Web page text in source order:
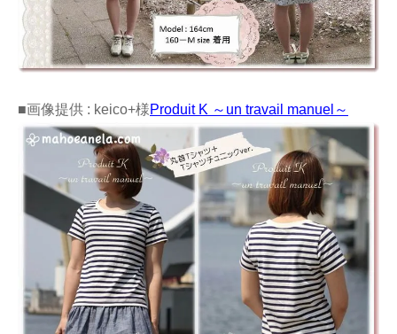
■画像提供 : keico+様Produit K ～un travail manuel～